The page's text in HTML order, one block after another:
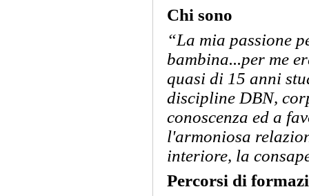
Chi sono
“La mia passione
bambina...per me
quasi di 15 anni
discipline DBN,
conoscenza ed a
l'armoniosa
interiore, la
Percorsi di